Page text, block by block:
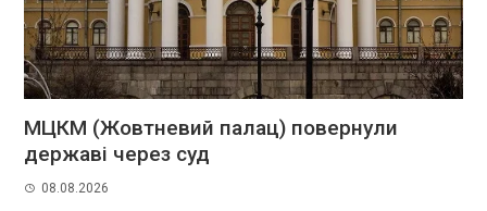
МЦКМ (Жовтневий палац) повернули
державі через суд
08.08.2026